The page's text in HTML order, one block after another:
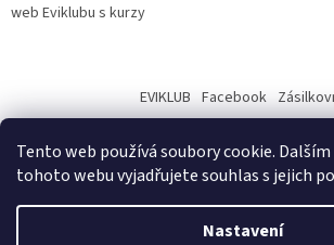
Tento web používá soubory cookie.
tohoto webu vyjadřujete souhlas s jejich
Nastavení
web Eviklubu s kurzy
EVIKLUB Facebook
Vytvořil Shoptet